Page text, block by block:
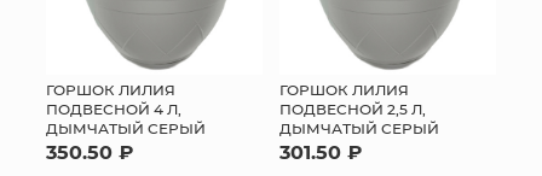
ГОРШОК ЛИЛИЯ
ПОДВЕСНОЙ 4 Л,
ДЫМЧАТЫЙ СЕРЫЙ
350.50 ₽
ГОРШОК ЛИЛИЯ
ПОДВЕСНОЙ 2,5 Л,
ДЫМЧАТЫЙ СЕРЫЙ
301.50 ₽